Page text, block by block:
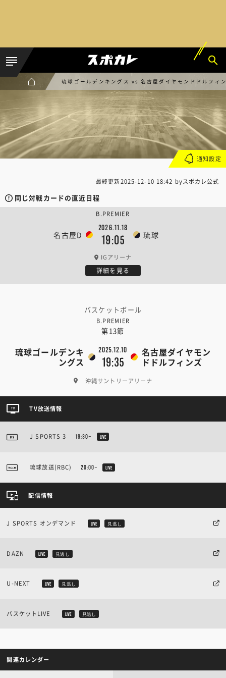
琉球ゴールデンキングス vs 名古屋ダイヤモンドドルフィ
最終更新2025-12-10 18:42 byスポカレ公式
同じ対戦カードの直近日程
名古屋D
2026.11.18
19:05 琉球
B.PREMIER
IGアリーナ
詳細を見る
バスケットボール
B.PREMIER
第13節
琉球ゴールデンキ
ングス
2025.12.10
19:35
名古屋ダイヤモン
ドドルフィンズ
沖縄サントリーアリーナ
通知設定
TV放送情報
J SPORTS 3 19:30~ LIVE
琉球放送(RBC) 20:00~ LIVE
配信情報
J SPORTS オンデマンド LIVE 見逃し
DAZN LIVE 見逃し
U-NEXT LIVE 見逃し
バスケットLIVE LIVE 見逃し
関連カレンダー